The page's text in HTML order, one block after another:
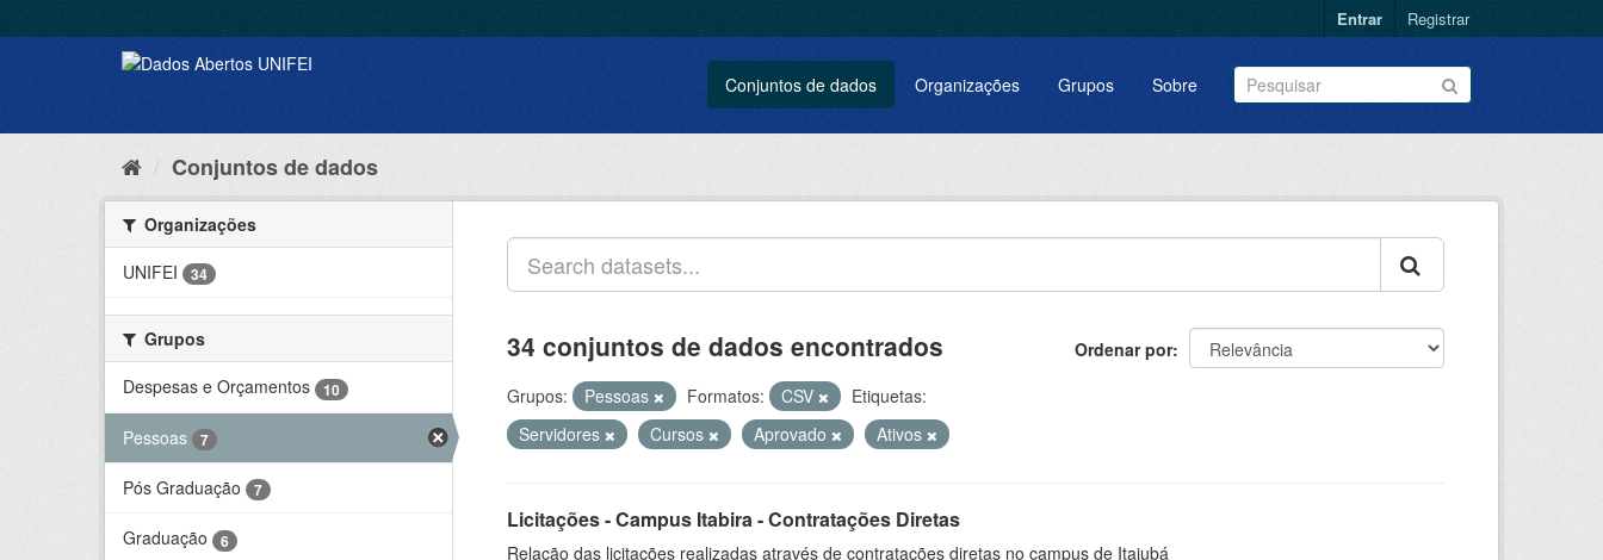
Entrar Registrar
Conjuntos de dados Organizações Grupos Sobre
Conjuntos de dados
Organizações
UNIFEI
34
Grupos
Despesas e Orçamentos
10
Pessoas 7
Pós Graduação 7
Graduação 6
Ordenar por
34 conjuntos de dados encontrados
Grupos: Pessoas Formatos: CSV
Etiquetas:
Servidores
Cursos Aprovado Ativos
Licitações - Campus Itabira - Contratações Diretas
Relação das licitações realizadas através de contratações diretas no campus de Itajubá